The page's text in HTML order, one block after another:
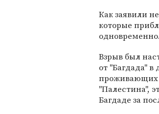
Как заявили
которые
одновременно.
Взрыв был
от "Багдада"
проживающих
"Палестина",
Багдаде за